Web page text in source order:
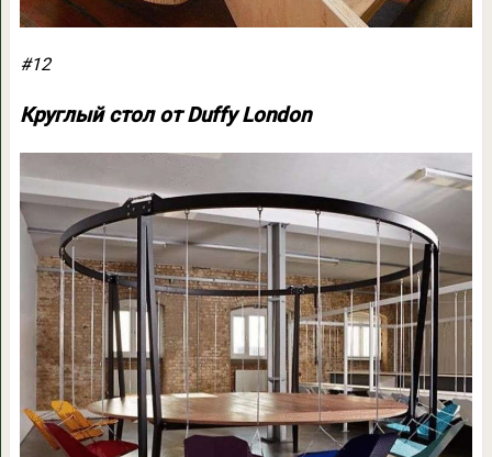
#12
Круглый стол от Duffy London